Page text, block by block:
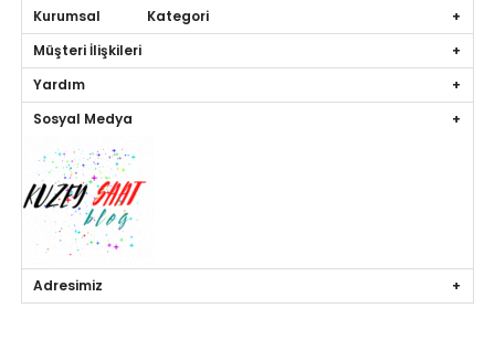
Kurumsal Kategori
Müşteri İlişkileri
Yardım
Sosyal Medya
Adresimiz